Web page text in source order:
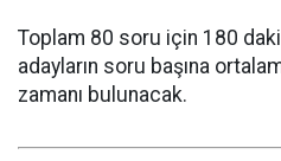
Toplam 80 soru için 180
adayların soru başına
zamanı bulunacak.